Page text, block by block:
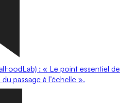
: « Le point essentiel de
passage à l’échelle ».